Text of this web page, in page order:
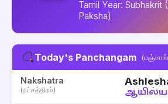
Tamil Year: Subhakrit
Paksha)
Today's Panchangam
Nakshatra
(நட்சத்திரம்)